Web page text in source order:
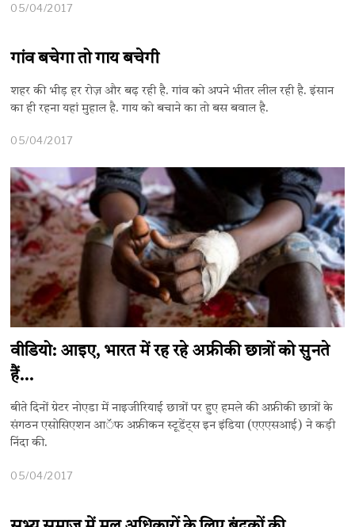
05/04/2017
गांव बचेगा तो गाय बचेगी
शहर की भीड़ हर रोज़ और बढ़ रही है. गांव को अपने भीतर लील रही है. इंसान
का ही रहना यहां मुहाल है. गाय को बचाने का तो बस बवाल है.
05/04/2017
वीडियो: आइए, भारत में रह रहे अफ्रीकी छात्रों को सुनते
हैं…
बीते दिनों ग्रेटर नोएडा में नाइजीरियाई छात्रों पर हुए हमले की अफ्रीकी छात्रों के
संगठन एसोसिएशन आॅफ अ​फ्रीकन स्टूडेंट्स इन इंडिया (एएएसआई) ने कड़ी
निंदा की.
05/04/2017